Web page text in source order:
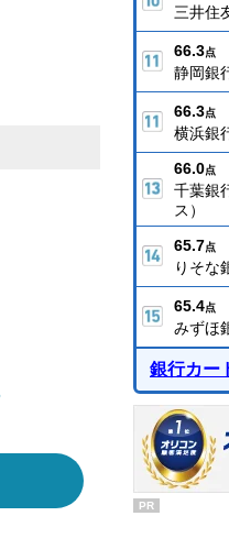
三井住
66.3点
静岡銀
66.3点
横浜銀
66.0点
千葉銀
ス）
65.7点
りそな
65.4点
みずほ
銀行カー
PR